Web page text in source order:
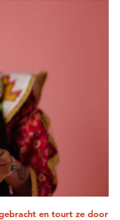
en tourt ze door